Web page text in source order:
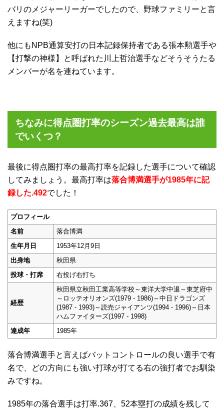
バリのメジャーリーガーでしたので、野球ファミリーと言
えますね(笑)
他にもNPB通算安打の日本記録保持者である張本勲選手や
【打撃の神様】と呼ばれた川上哲治選手などそうそうたる
メンバーが名を連ねています。
ちなみに得点圏打率のシーズン過去最高は誰
でいくつ？
最後に得点圏打率の最高打率を記録した選手について確認
してみましょう。最高打率は落合博満選手が1985年に記
録した.492でした！
プロフィール
名前
落合博満
生年月日
1953年12月9日
出身地
秋田県
投球・打席
右投げ右打ち
経歴
秋田県立秋田工業高等学校～東洋大学中退～東芝府中
～ロッテオリオンズ(1979 - 1986)～中日ドラゴンズ
(1987 - 1993)～読売ジャイアンツ(1994 - 1996)～日本
ハムファイターズ(1997 - 1998)
達成年
1985年
落合博満選手と言えばバットコントロールの良い選手で有
名で、どの方向にも強い打球が打てる右の強打者でお馴染
みですね。
1985年の落合選手は打率.367、52本塁打の成績を残して